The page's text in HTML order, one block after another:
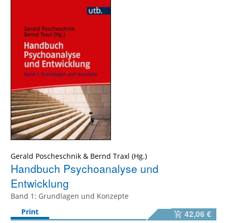
Gerald Poscheschnik & Bernd Traxl
Handbuch Psychoanalyse und
Entwicklung
Band 1: Grundlagen und Konzepte
Print
42,06 €